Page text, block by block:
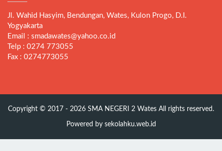
Jl. Wahid Hasyim, Bendungan, Wates, Kulon Progo, D.I.
Yogyakarta
Email : smadawates@yahoo.co.id
Telp : 0274 773055
Fax : 0274773055
Copyright © 2017 - 2026 SMA NEGERI 2 Wates All rights reserved.
Powered by sekolahku.web.id